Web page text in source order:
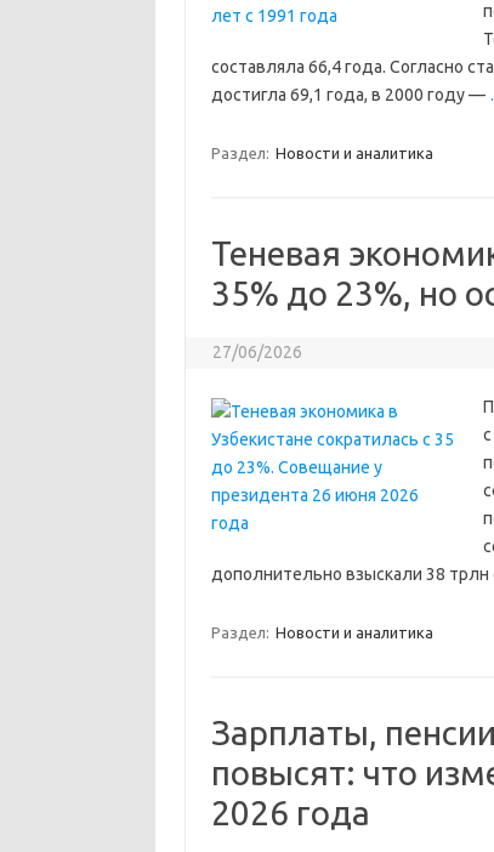
составляла 66,4 года. Согласно
достигла 69,1 года, в 2000 году —
Раздел: Новости и аналитика
Теневая
35% до 23%, но
27/06/2026
дополнительно взыскали 38
Раздел: Новости и аналитика
Зарплаты,
повысят: что
2026 года